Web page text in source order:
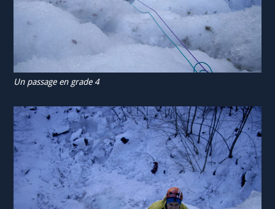
Un passage en grade 4